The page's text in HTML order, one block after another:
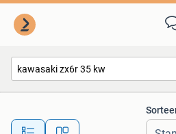
Alle afstanden…